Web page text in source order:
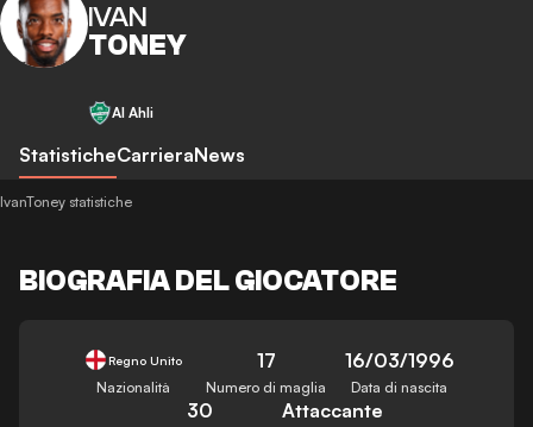
IVAN
TONEY
Al Ahli
StatisticheCarrieraNews
IvanToney statistiche
BIOGRAFIA DEL GIOCATORE
Regno Unito
Nazionalità
17
Numero di maglia
16/03/1996
Data di nascita
30 Attaccante